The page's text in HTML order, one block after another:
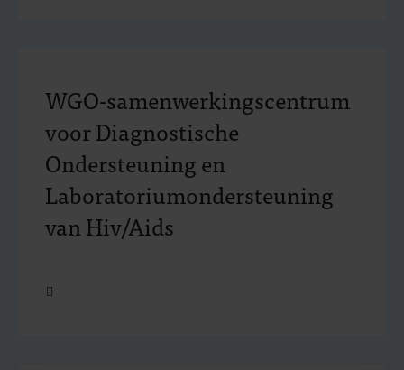
WGO-samenwerkingscentrum
voor Diagnostische
Ondersteuning en
Laboratoriumondersteuning
van Hiv/Aids
Open